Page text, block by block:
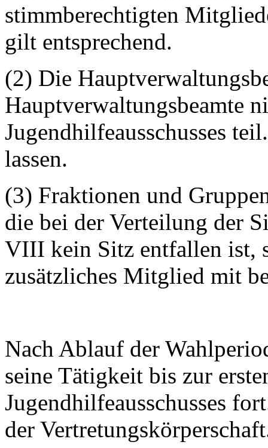
stimmberechtigten
gilt entsprechend.
(2) Die
Hauptverwaltungsbeamte
Jugendhilfeausschusses
lassen.
(3) Fraktionen und
die bei der Verteilung der
VIII kein Sitz entfallen ist,
zusätzliches Mitglied mit
Nach Ablauf der
seine Tätigkeit bis zur
Jugendhilfeausschusses
der